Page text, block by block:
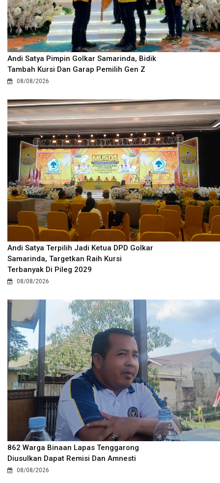
Andi Satya Pimpin Golkar Samarinda, Bidik
Tambah Kursi Dan Garap Pemilih Gen Z
08/08/2026
Andi Satya Terpilih Jadi Ketua DPD Golkar
Samarinda, Targetkan Raih Kursi
Terbanyak Di Pileg 2029
08/08/2026
862 Warga Binaan Lapas Tenggarong
Diusulkan Dapat Remisi Dan Amnesti
08/08/2026